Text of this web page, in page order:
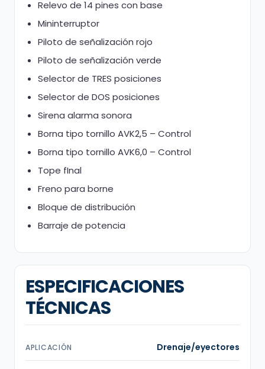
Relevo de 14 pines con base
Mininterruptor
Piloto de señalización rojo
Piloto de señalización verde
Selector de TRES posiciones
Selector de DOS posiciones
Sirena alarma sonora
Borna tipo tornillo AVK2,5 – Control
Borna tipo tornillo AVK6,0 – Control
Tope fInal
Freno para borne
Bloque de distribución
Barraje de potencia
ESPECIFICACIONES
TÉCNICAS
APLICACIÓN Drenaje/eyectores